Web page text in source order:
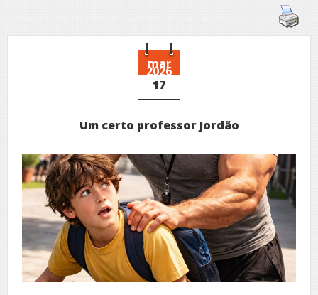
mar
2026
17
Um certo professor Jordão